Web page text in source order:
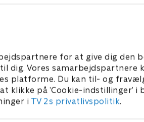
for at give dig den
dig. Vores samarbejdspartnere
platforme. Du kan til- og
på ’Cookie-indstillinger’ i
i TV 2s privatlivspolitik.